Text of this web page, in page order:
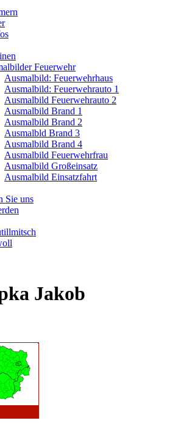
Feuerwehr
Ausmalbild: Feuerwehrhaus
Ausmalbild: Feuerwehrauto 1
Ausmalbild Feuerwehrauto 2
Ausmalbild Brand 1
Ausmalbild Brand 2
Ausmalbld Brand 3
Ausmalbild Brand 4
Ausmalbild Feuerwehrfrau
Ausmalbild Großeinsatz
Ausmalbild Einsatzfahrt
Sie uns
Jakob